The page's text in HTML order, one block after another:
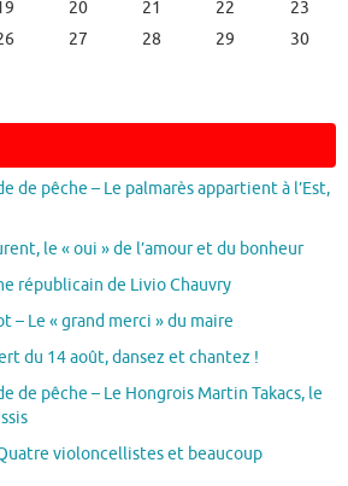
20 21 22
23
27 28 29
30
de pêche – Le palmarès appartient à l’Est,
le « oui » de l’amour et du bonheur
républicain de Livio Chauvry
– Le « grand merci » du maire
du 14 août, dansez et chantez !
de pêche – Le Hongrois Martin Takacs, le
violoncellistes et beaucoup